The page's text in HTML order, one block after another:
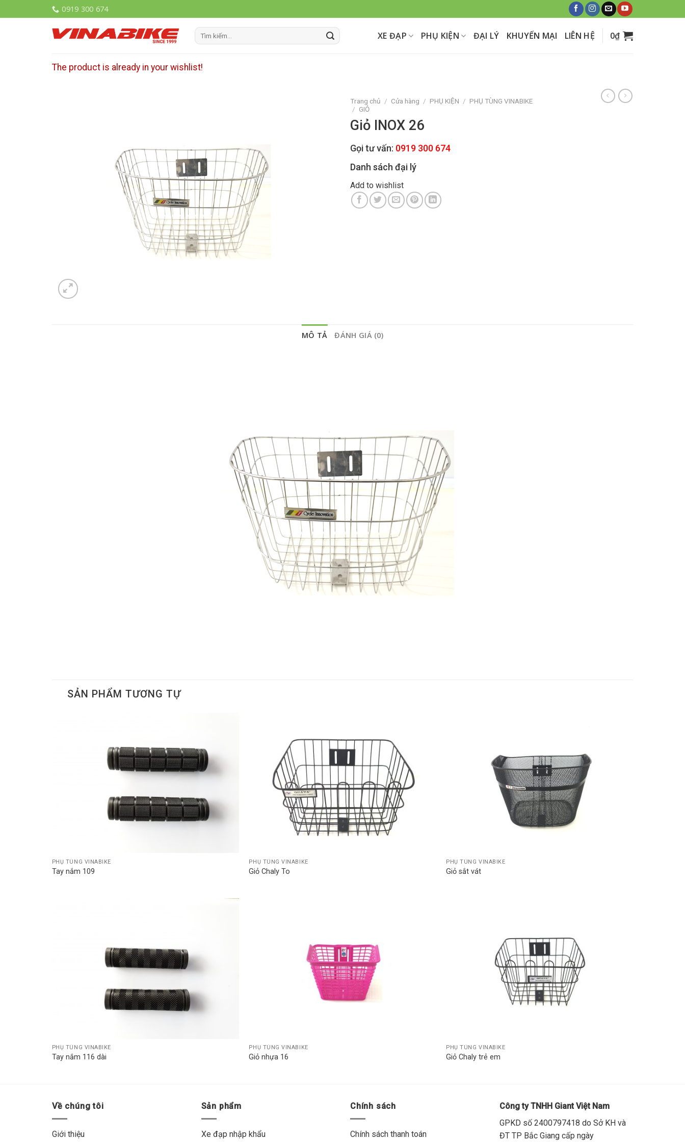
to
0919 300 674
Tìm
kiếm:
XE ĐẠP PHỤ KIỆN ĐẠI LÝ KHUYẾN MẠI LIÊN HỆ 0₫
The product is already in your wishlist!
Trang chủ / Cửa hàng / PHỤ KIỆN / PHỤ TÙNG VINABIKE
/ GIỎ
Giỏ INOX 26
Gọi tư vấn: 0919 300 674
Danh sách đại lý
Add to wishlist
MÔ TẢ ĐÁNH GIÁ (0)
SẢN PHẨM TƯƠNG TỰ
PHỤ TÙNG VINABIKE
Tay nắm 109
PHỤ TÙNG VINABIKE
Giỏ Chaly To
PHỤ TÙNG VINABIKE
Giỏ sắt vát
PHỤ TÙNG VINABIKE
Tay nắm 116 dài
PHỤ TÙNG VINABIKE
Giỏ nhựa 16
PHỤ TÙNG VINABIKE
Giỏ Chaly trẻ em
Về chúng tôi
Giới thiệu
Sản phẩm
Xe đạp nhập khẩu
Chính sách
Chính sách thanh toán
Công ty TNHH Giant Việt Nam
GPKD số 2400797418 do Sở KH và
ĐT TP Bắc Giang cấp ngày